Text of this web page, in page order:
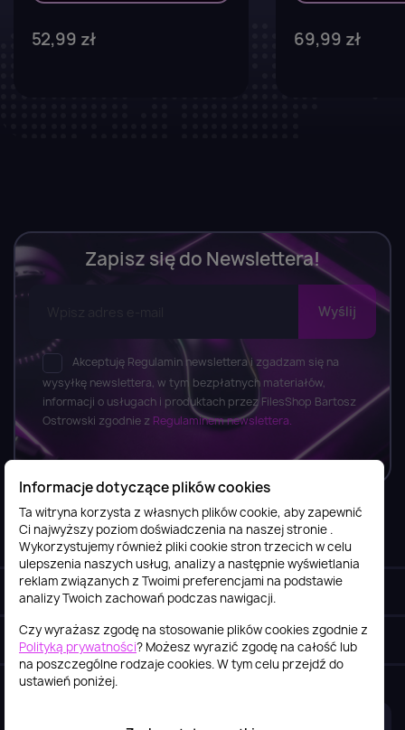
52,99 zł 69,99 zł
Zapisz się do Newslettera!
Akceptuję Regulamin newslettera i zgadzam się na
wysyłkę newslettera, w tym bezpłatnych materiałów,
informacji o usługach i produktach przez FilesShop Bartosz
Ostrowski zgodnie z Regulaminem newslettera.
Informacje
Obsługa klienta
Szybki kontakt keyboard_arrow_down
Informacje dotyczące plików cookies
Ta witryna korzysta z własnych plików cookie, aby zapewnić
Ci najwyższy poziom doświadczenia na naszej stronie .
Wykorzystujemy również pliki cookie stron trzecich w celu
ulepszenia naszych usług, analizy a następnie wyświetlania
reklam związanych z Twoimi preferencjami na podstawie
analizy Twoich zachowań podczas nawigacji.
Czy wyrażasz zgodę na stosowanie plików cookies zgodnie z
Polityką prywatności? Możesz wyrazić zgodę na całość lub
na poszczególne rodzaje cookies. W tym celu przejdź do
ustawień poniżej.